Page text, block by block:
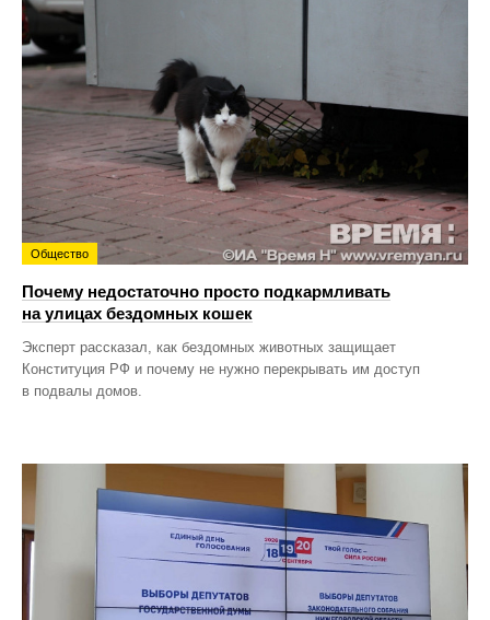
Общество
Почему недостаточно просто подкармливать
на улицах бездомных кошек
Эксперт рассказал, как бездомных животных защищает
Конституция РФ и почему не нужно перекрывать им доступ
в подвалы домов.